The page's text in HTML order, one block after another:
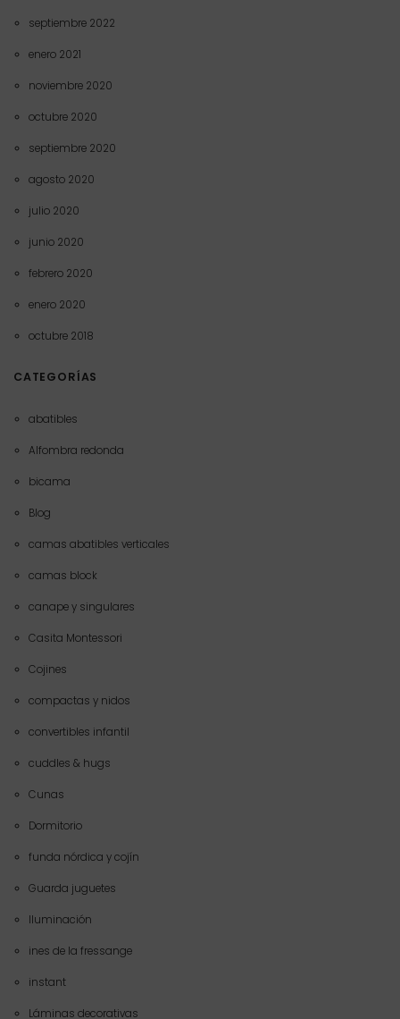
septiembre 2022
enero 2021
noviembre 2020
octubre 2020
septiembre 2020
agosto 2020
julio 2020
junio 2020
febrero 2020
enero 2020
octubre 2018
CATEGORÍAS
abatibles
Alfombra redonda
bicama
Blog
camas abatibles verticales
camas block
canape y singulares
Casita Montessori
Cojines
compactas y nidos
convertibles infantil
cuddles & hugs
Cunas
Dormitorio
funda nórdica y cojín
Guarda juguetes
Iluminación
ines de la fressange
instant
Láminas decorativas